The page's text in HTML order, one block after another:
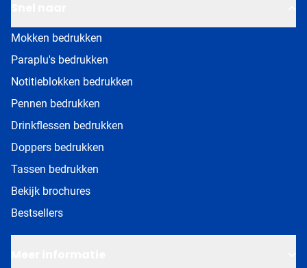
Mokken bedrukken
Paraplu's bedrukken
Notitieblokken bedrukken
Pennen bedrukken
Drinkflessen bedrukken
Doppers bedrukken
Tassen bedrukken
Bekijk brochures
Bestsellers